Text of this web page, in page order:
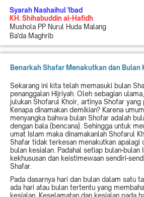
Syarah Nashaihul 'Ibad
KH. Shihabuddin al-Hafidh
Mushola PP Nurul Huda Malang
Ba'da Maghrib
Benarkah Shafar Menakutkan dan Bulan
Sekarang ini kita telah memasuki bulan
penanggalan Hijriyah. Oleh sebagian
julukan Shofarul Khoir, artinya Shofar yang
Kenapa dinamakan demikian? Karena
menyangka bahwa bulan Shofar adalah
dengan bala (bencana). Sehingga untuk
umat Islam maka dinamakanlah Shofarul
Shafar tidak terkesan menakutkan apalagi
bulan kesialan. Padahal setiap bulan-
kekhususan dan keistimewaan sendiri-
Shafar.
Pada dasarnya hari dan bulan dalam satu
ada hari atau bulan tertentu yang